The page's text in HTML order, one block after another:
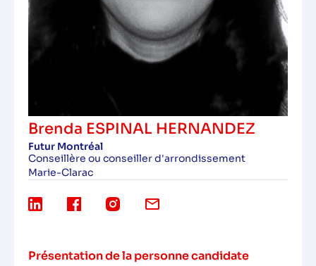
Brenda ESPINAL HERNANDEZ
Futur Montréal
Conseillère ou conseiller d'arrondissement
Marie-Clarac
Présentation de la personne candidate